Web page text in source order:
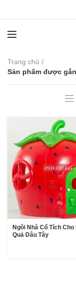
Trang chủ
Sản phẩm được
Ngôi Nhà Cổ Tích Cho
Quả Dâu Tây